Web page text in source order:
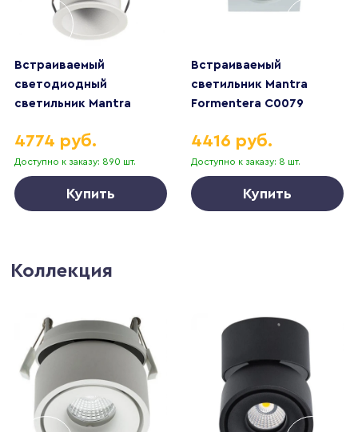
Встраиваемый
светодиодный
светильник Mantra
Доступно к заказу: 890 шт.
4774 руб.
Купить
Встраиваемый
светильник Mantra
Formentera C0079
Доступно к заказу: 8 шт.
4416 руб.
Купить
Коллекция